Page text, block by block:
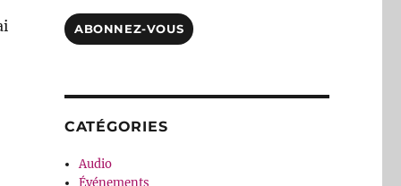
ABONNEZ-VOUS
CATÉGORIES
Audio
Événements